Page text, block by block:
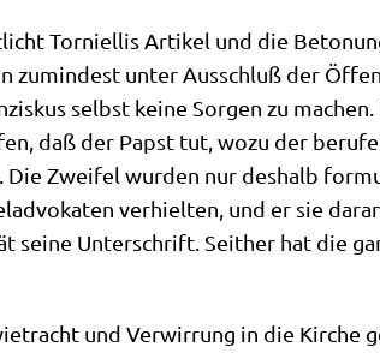
Tor­ni­el­lis Arti­kel und die
zumin­dest unter Aus­schluß der
selbst kei­ne Sor­gen zu
daß der Papst tut, wozu der
Die Zwei­fel wur­den nur des­halb
ver­hiel­ten, und er sie
Unter­schrift. Seit­her hat die
und Ver­wir­rung in die Kir­che